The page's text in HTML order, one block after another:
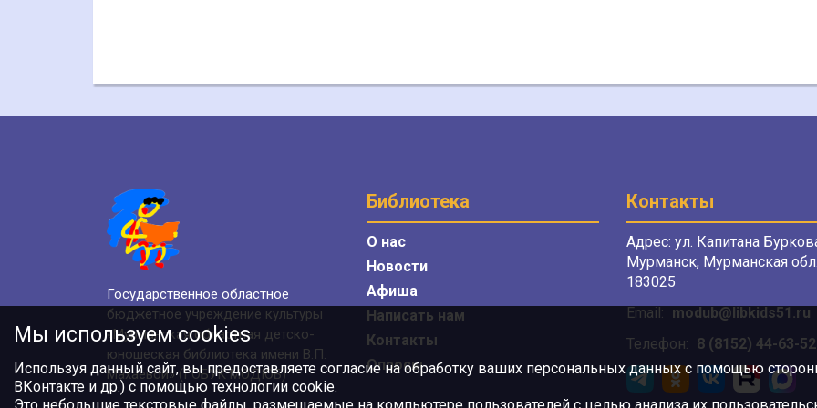
Государственное областное
бюджетное учреждение культуры
«Мурманская областная детско-
юношеская библиотека имени В.П.
Махаевой» (ГОБУК МОДЮБ)
Библиотека
О нас
Новости
Афиша
Написать нам
Контакты
Опросы
Контакты
Адрес: ул. Капитана
Мурманск, Мурманская
183025
Email: modub@libkids51.ru
Телефон: 8 (8152) 44-63-52
Мы используем cookies
Используя данный сайт, вы предоставляете согласие на обработку ваших персональных данных с помощью
ВКонтакте и др.) с помощью технологии cookie.